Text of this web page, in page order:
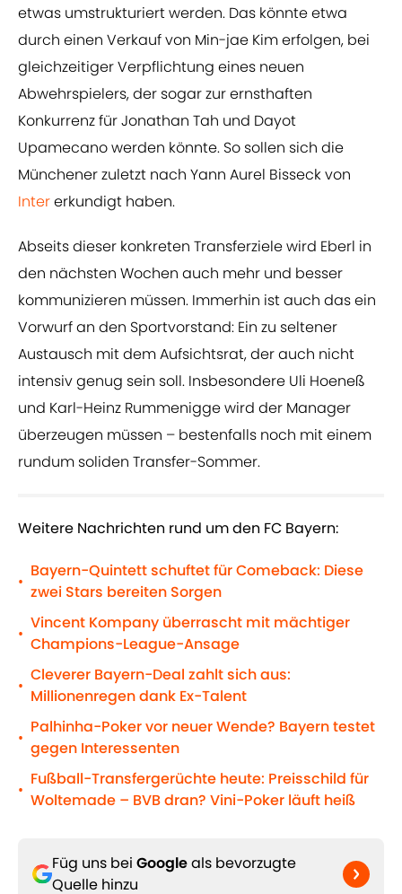
etwas umstrukturiert werden. Das könnte etwa
durch einen Verkauf von Min-jae Kim erfolgen, bei
gleichzeitiger Verpflichtung eines neuen
Abwehrspielers, der sogar zur ernsthaften
Konkurrenz für Jonathan Tah und Dayot
Upamecano werden könnte. So sollen sich die
Münchener zuletzt nach Yann Aurel Bisseck von
Intererkundigt haben.
Abseits dieser konkreten Transferziele wird Eberl in
den nächsten Wochen auch mehr und besser
kommunizieren müssen. Immerhin ist auch das ein
Vorwurf an den Sportvorstand: Ein zu seltener
Austausch mit dem Aufsichtsrat, der auch nicht
intensiv genug sein soll. Insbesondere Uli Hoeneß
und Karl-Heinz Rummenigge wird der Manager
überzeugen müssen – bestenfalls noch mit einem
rundum soliden Transfer-Sommer.
Weitere Nachrichten rund um den FC Bayern:
•
Bayern-Quintett schuftet für Comeback: Diese
zwei Stars bereiten Sorgen
•
Vincent Kompany überrascht mit mächtiger
Champions-League-Ansage
•
Cleverer Bayern-Deal zahlt sich aus:
Millionenregen dank Ex-Talent
•
Palhinha-Poker vor neuer Wende? Bayern testet
gegen Interessenten
•
Fußball-Transfergerüchte heute: Preisschild für
Woltemade – BVB dran? Vini-Poker läuft heiß
Füg uns bei Googleals bevorzugte
Quelle hinzu